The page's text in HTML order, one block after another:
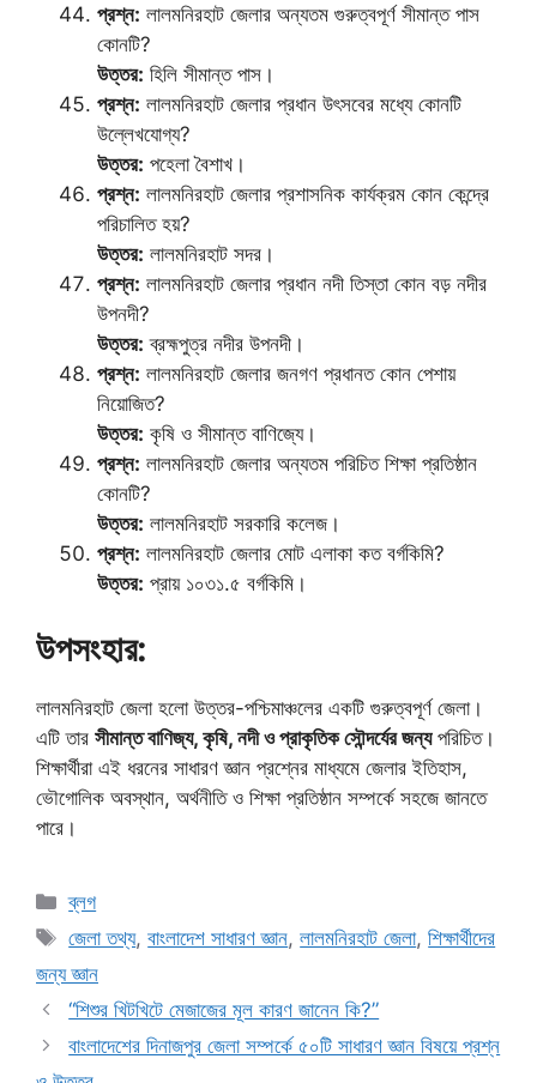
প্রশ্ন: লালমনিরহাট জেলার অন্যতম গুরুত্বপূর্ণ সীমান্ত পাস
কোনটি?
উত্তর: হিলি সীমান্ত পাস।
প্রশ্ন: লালমনিরহাট জেলার প্রধান উৎসবের মধ্যে কোনটি
উল্লেখযোগ্য?
উত্তর: পহেলা বৈশাখ।
প্রশ্ন: লালমনিরহাট জেলার প্রশাসনিক কার্যক্রম কোন কেন্দ্রে
পরিচালিত হয়?
উত্তর: লালমনিরহাট সদর।
প্রশ্ন: লালমনিরহাট জেলার প্রধান নদী তিস্তা কোন বড় নদীর
উপনদী?
উত্তর: ব্রহ্মপুত্র নদীর উপনদী।
প্রশ্ন: লালমনিরহাট জেলার জনগণ প্রধানত কোন পেশায়
নিয়োজিত?
উত্তর: কৃষি ও সীমান্ত বাণিজ্যে।
প্রশ্ন: লালমনিরহাট জেলার অন্যতম পরিচিত শিক্ষা প্রতিষ্ঠান
কোনটি?
উত্তর: লালমনিরহাট সরকারি কলেজ।
প্রশ্ন: লালমনিরহাট জেলার মোট এলাকা কত বর্গকিমি?
উত্তর: প্রায় ১০৩১.৫ বর্গকিমি।
উপসংহার:
লালমনিরহাট জেলা হলো উত্তর-পশ্চিমাঞ্চলের একটি গুরুত্বপূর্ণ জেলা।
এটি তার সীমান্ত বাণিজ্য, কৃষি, নদী ও প্রাকৃতিক সৌন্দর্যের জন্যপরিচিত।
শিক্ষার্থীরা এই ধরনের সাধারণ জ্ঞান প্রশ্নের মাধ্যমে জেলার ইতিহাস,
ভৌগোলিক অবস্থান, অর্থনীতি ও শিক্ষা প্রতিষ্ঠান সম্পর্কে সহজে জানতে
পারে।
Categories
ব্লগ
Tags
জেলা তথ্য,বাংলাদেশ সাধারণ জ্ঞান,লালমনিরহাট জেলা,শিক্ষার্থীদের
জন্য জ্ঞান
“শিশুর খিটখিটে মেজাজের মূল কারণ জানেন কি?”
বাংলাদেশের দিনাজপুর জেলা সম্পর্কে ৫০টি সাধারণ জ্ঞান বিষয়ে প্রশ্ন